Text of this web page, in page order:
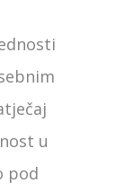
u
pod